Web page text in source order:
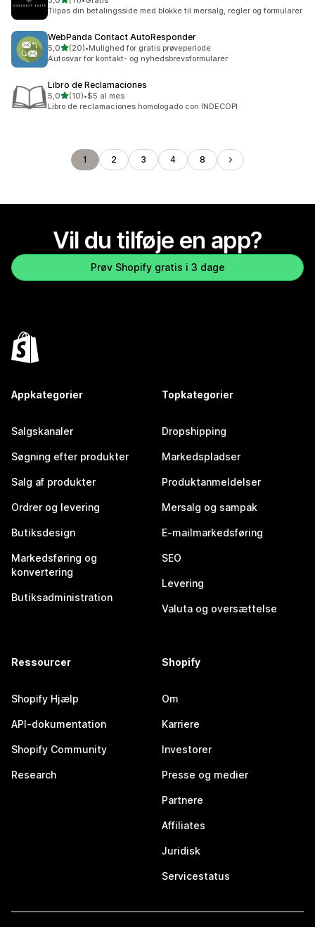
11 anmeldelser i alt
Tilpas din betalingsside med blokke til mersalg, regler og formularer.
WebPanda Contact AutoResponder
5,0ud af 5 stjerner
(20)
20 anmeldelser i alt
•Mulighed for gratis prøveperiode
Autosvar for kontakt- og nyhedsbrevsformularer
Libro de Reclamaciones
5,0ud af 5 stjerner
(10)
10 anmeldelser i alt
•$5 al mes
Libro de reclamaciones homologado con INDECOPI
1 2 3 4 8
Vil du tilføje en app?
Prøv Shopify gratis i 3 dage
Appkategorier
Salgskanaler
Søgning efter produkter
Salg af produkter
Ordrer og levering
Butiksdesign
Markedsføring og
konvertering
Butiksadministration
Topkategorier
Dropshipping
Markedspladser
Produktanmeldelser
Mersalg og sampak
E-mailmarkedsføring
SEO
Levering
Valuta og oversættelse
Ressourcer
Shopify Hjælp
API-dokumentation
Shopify Community
Research
Shopify
Om
Karriere
Investorer
Presse og medier
Partnere
Affiliates
Juridisk
Servicestatus